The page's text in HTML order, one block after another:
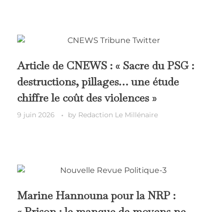
Article de CNEWS : « Sacre du PSG :
destructions, pillages… une étude
chiffre le coût des violences »
9 juin 2026 by Redaction Le Millénaire
Marine Hannouna pour la NRP :